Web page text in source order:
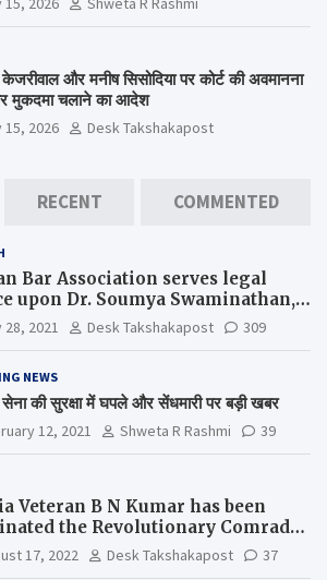
और मनीष सिसोदिया पर कोर्ट की अवमानना
मुकदमा चलाने का आदेश
15, 2026 Desk Takshakapost
RECENT COMMENTED
Bar Association serves legal
upon Dr. Soumya Swaminathan,
Scientist, WHO
28, 2021 Desk Takshakapost 309
NEWS
की सुरक्षा में घपले और सेंधमारी पर बड़ी खबर
12, 2021 Shweta R Rashmi 39
Veteran B N Kumar has been
the Revolutionary Comrade
Media Award 2022-23
17, 2022 Desk Takshakapost 37